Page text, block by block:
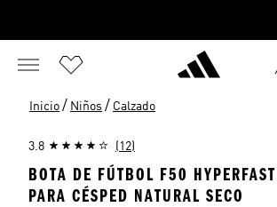
Inicio / Niños / Calzado
3.8 (12)
BOTA DE FÚTBOL F50
PARA CÉSPED NATURAL SECO